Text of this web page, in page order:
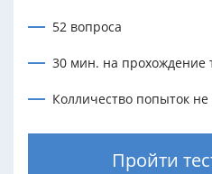
52 вопроса
30 мин. на прохождение
Колличество попыток
Пройти